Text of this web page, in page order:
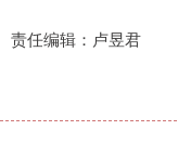
责任编辑：卢昱君